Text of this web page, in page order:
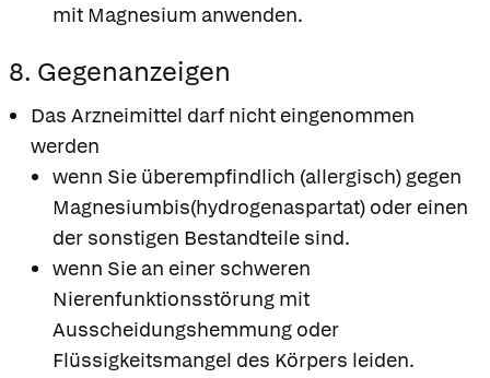
mit Magnesium anwenden.
8. Gegenanzeigen
Das Arzneimittel darf nicht eingenommen
werden
wenn Sie überempfindlich (allergisch) gegen
Magnesiumbis(hydrogenaspartat) oder einen
der sonstigen Bestandteile sind.
wenn Sie an einer schweren
Nierenfunktionsstörung mit
Ausscheidungshemmung oder
Flüssigkeitsmangel des Körpers leiden.